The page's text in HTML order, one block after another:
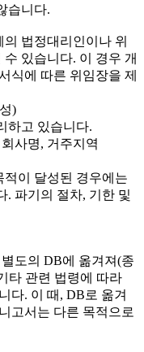
습니다.
법정대리인이나 위
있습니다. 이 경우 개
식에 따른 위임장을 제
)
하고 있습니다.
사명, 거주지역
이 달성된 경우에는
. 파기의 절차, 기한 및
도의 DB에 옮겨져(종
타 관련 법령에 따라
다. 이 때, DB로 옮겨
고서는 다른 목적으로